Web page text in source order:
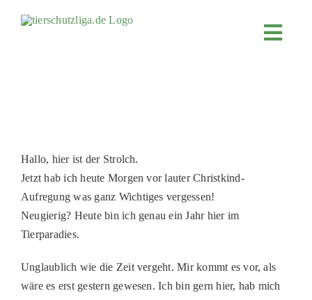
Hallo, hier ist der Strolch.
Jetzt hab ich heute Morgen vor lauter Christkind-
Aufregung was ganz Wichtiges vergessen!
Neugierig? Heute bin ich genau ein Jahr hier im
Tierparadies.
Unglaublich wie die Zeit vergeht. Mir kommt es vor, als
wäre es erst gestern gewesen. Ich bin gern hier, hab mich